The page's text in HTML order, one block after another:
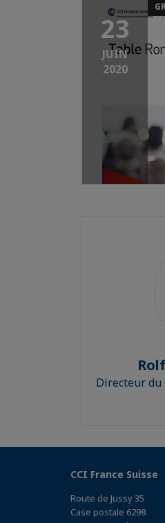
23
JUIN
2020
Directeur du
CCI France Suisse
Route de Jussy 35
Case postale 6298